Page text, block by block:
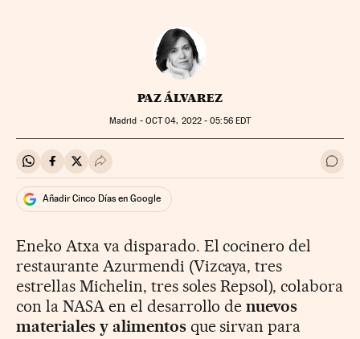
PAZ ÁLVAREZ
Madrid - OCT04, 2022 - 05:56EDT
Compartir en Whatsapp
Compartir en Facebook
Compartir en Twitter
Desplegar Redes Sociales Ir a
Añadir Cinco Días en Google
Eneko Atxa va disparado. El cocinero del
restaurante Azurmendi (Vizcaya, tres
estrellas Michelin, tres soles Repsol), colabora
con la NASA en el desarrollo de nuevos
materiales y alimentosque sirvan para